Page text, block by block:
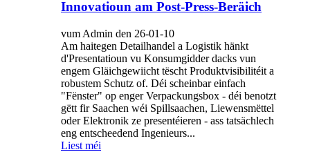
Innovatioun am Post-Press-Beräich
vum Admin den 26-01-10
Am haitegen Detailhandel a Logistik hänkt
d'Presentatioun vu Konsumgidder dacks vun
engem Gläichgewiicht tëscht Produktvisibilitéit a
robustem Schutz of. Déi scheinbar einfach
"Fënster" op enger Verpackungsbox - déi benotzt
gëtt fir Saachen wéi Spillsaachen, Liewensmëttel
oder Elektronik ze presentéieren - ass tatsächlech
eng entscheedend Ingenieurs...
Liest méi